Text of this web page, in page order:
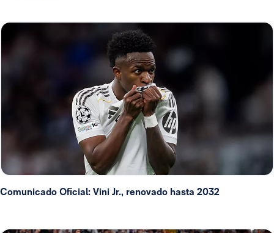
Comunicado Oficial: Vini Jr., renovado hasta 2032